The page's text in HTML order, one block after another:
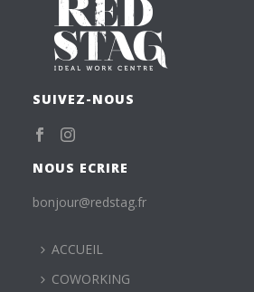
SUIVEZ-NOUS
NOUS ECRIRE
bonjour@redstag.fr
ACCUEIL
COWORKING